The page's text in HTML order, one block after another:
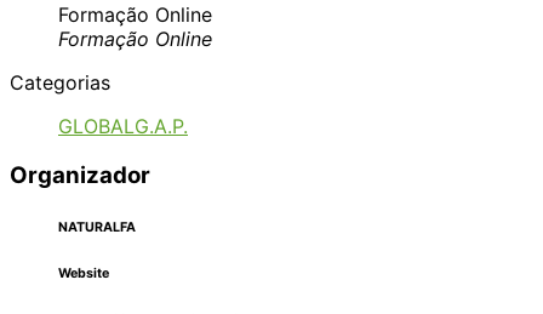
Formação Online
Formação Online
Categorias
GLOBALG.A.P.
Organizador
NATURALFA
Website